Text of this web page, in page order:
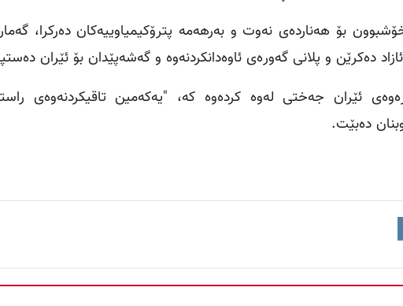
بۆ هەناردەی نەوت و بەرهەمە پترۆکیمیاوییەکان دەرکرا،
دەکرێن و پلانی گەورەی ئاوەدانکردنەوە و گەشەپێدان بۆ ئێران
ئێران جەختی لەوە کردەوە کە، "یەکەمین تاقیکردنەوەی
دەبێت.